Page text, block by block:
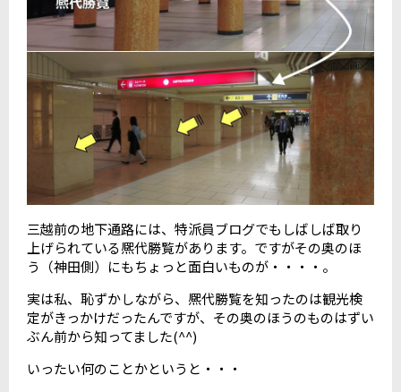
三越前の地下通路には、特派員ブログでもしばしば取り
上げられている熈代勝覧があります。ですがその奥のほ
う（神田側）にもちょっと面白いものが・・・・。
実は私、恥ずかしながら、熈代勝覧を知ったのは観光検
定がきっかけだったんですが、その奥のほうのものはずい
ぶん前から知ってました(^^)
いったい何のことかというと・・・